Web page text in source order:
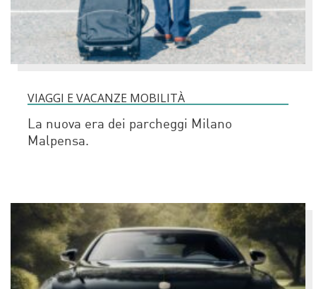
VIAGGI E VACANZE MOBILITÀ
La nuova era dei parcheggi Milano
Malpensa.